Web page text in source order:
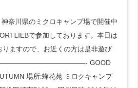
奈川県のミクロキャンプ場で開催中
で参加しております。本日は
ますので、お近くの方は是非遊び
。 —————————————- GOOD
場所:蜂花苑 ミロクキャンプ